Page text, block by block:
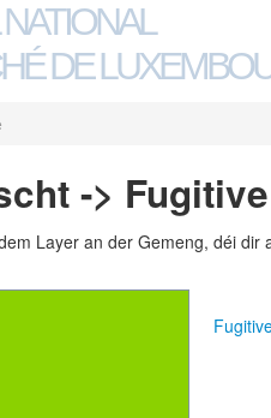
DE
-> Fugitive
Layer an der Gemeng, déi